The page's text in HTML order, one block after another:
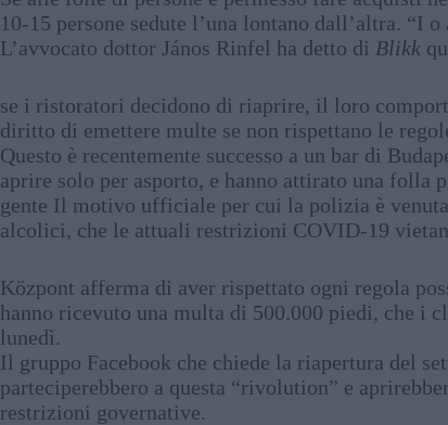
10-15 persone sedute l’una lontano dall’altra. “I
L’avvocato dottor János Rinfel ha detto di Blikk
se i ristoratori decidono di riaprire, il loro
diritto di emettere multe se non rispettano le
Questo è recentemente successo a un bar di
aprire solo per asporto, e hanno attirato una folla
gente Il motivo ufficiale per cui la polizia è
alcolici, che le attuali restrizioni COVID-19
Központ afferma di aver rispettato ogni regola
hanno ricevuto una multa di 500.000 piedi, che i
lunedì.
Il gruppo Facebook che chiede la riapertura del
parteciperebbero a questa “rivolution” e
restrizioni governative.